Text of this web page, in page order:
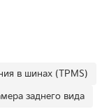
в шинах (TPMS)
заднего вида